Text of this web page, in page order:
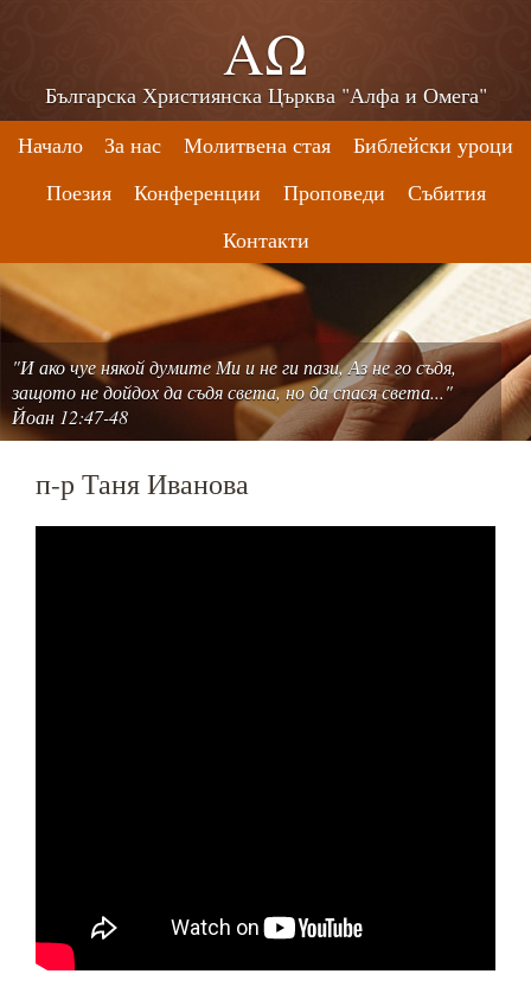
ΑΩ
Българска Християнска Църква "Алфа и Омега"
Начало
За нас Молитвена стая
Библейски уроци
Поезия
Конференции Проповеди
Събития
Контакти
"И ако чуе някой думите Ми и не ги пази, Аз не го съдя,
защото не дойдох да съдя света, но да спася света..."
Йоан 12:47-48
п-р Таня Иванова